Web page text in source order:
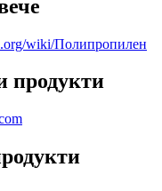
wiki/Полипропилен
продукти